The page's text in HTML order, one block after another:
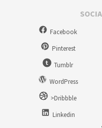
Facebook
Pinterest
Tumblr
WordPress
>Dribbble
Linkedin